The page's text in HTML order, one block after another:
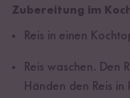
Zubereitung im
Reis in einen
Reis waschen. Den
Händen den Reis